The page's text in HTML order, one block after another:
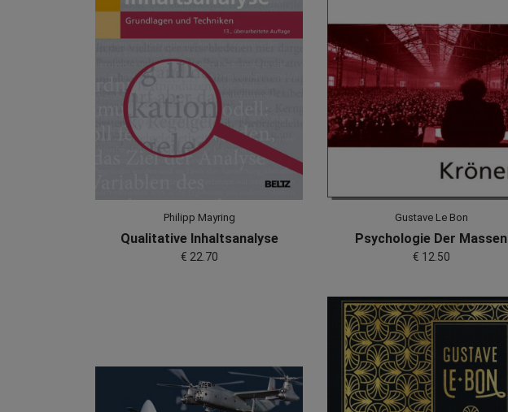
Philipp Mayring
Qualitative Inhaltsanalyse
€ 22.70
Gustave Le Bon
Psychologie Der Massen
€ 12.50